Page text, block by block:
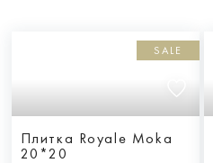
SALE
Плитка Royale Moka
20*20